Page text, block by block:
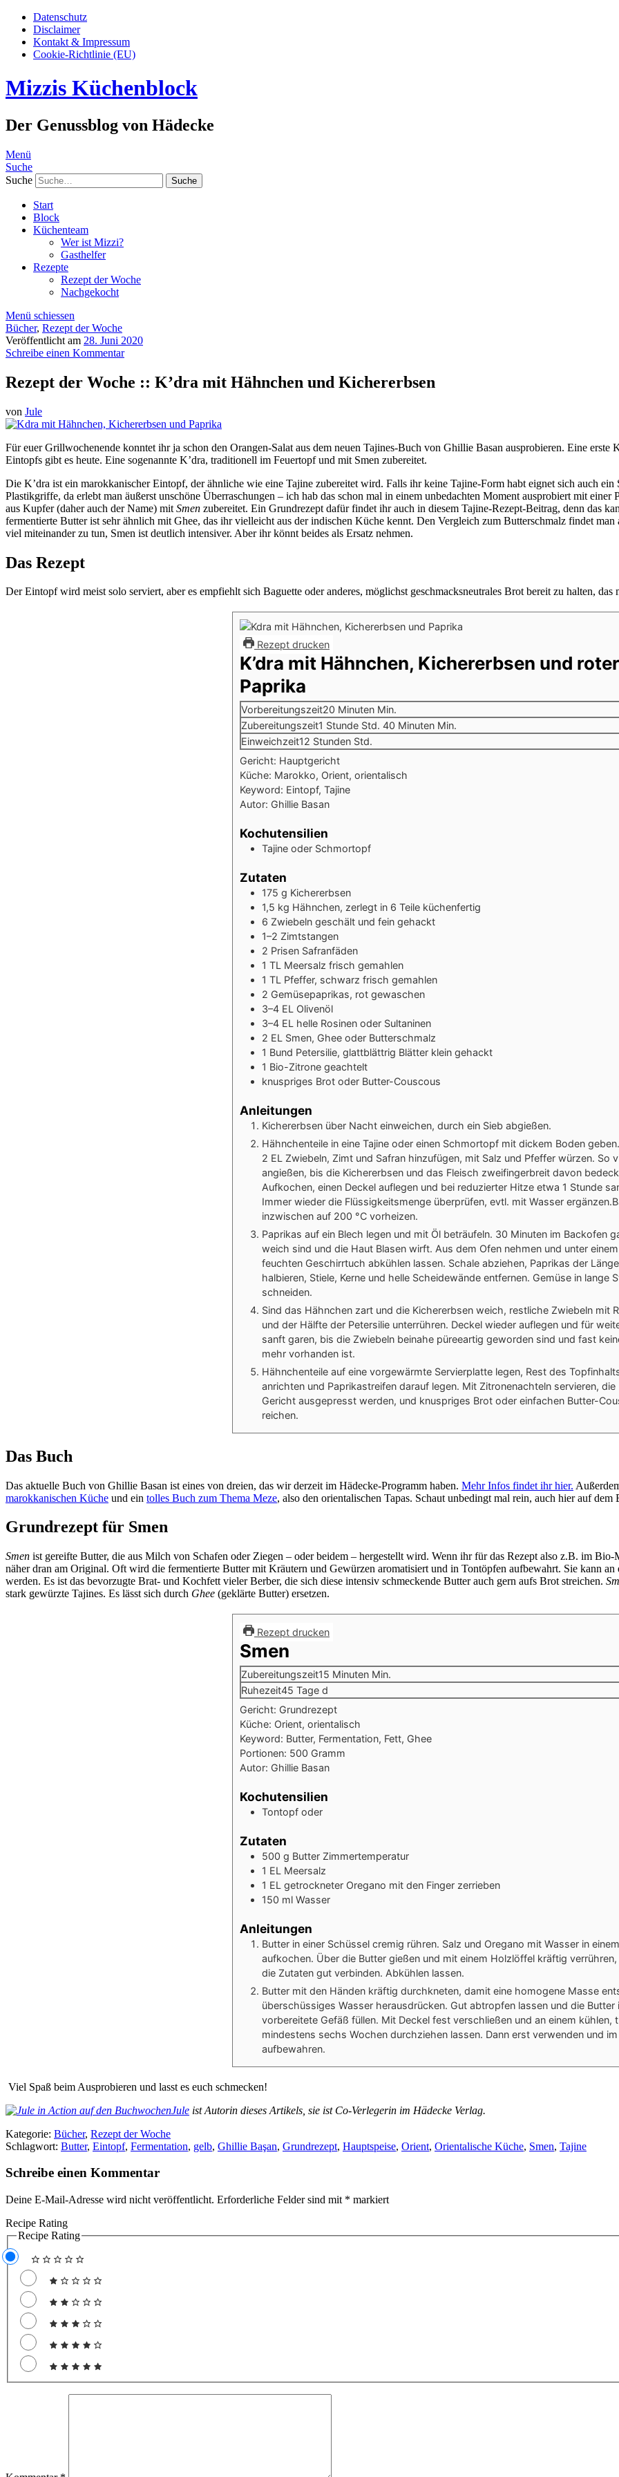
Datenschutz
Disclaimer
Kontakt & Impressum
Cookie-Richtlinie (EU)
Mizzis Küchenblock
Der Genussblog von Hädecke
Menü
Suche
Suche
Start
Block
Küchenteam
Wer ist Mizzi?
Gasthelfer
Rezepte
Rezept der Woche
Nachgekocht
Menü schiessen
Bücher, Rezept der Woche
Veröffentlicht am 28. Juni 2020
Schreibe einen Kommentar
Rezept der Woche :: K’dra mit Hähnchen und Kichererbsen
von Jule
Für euer Grillwochenende konntet ihr ja schon den Orangen-Salat aus dem neuen Tajines-Buch von Ghillie Basan ausprobieren. Eine erste
Eintopfs gibt es heute. Eine sogenannte K’dra, traditionell im Feuertopf und mit Smen zubereitet.
Die K’dra ist ein marokkanischer Eintopf, der ähnliche wie eine Tajine zubereitet wird. Falls ihr keine Tajine-Form habt eignet sich auch
Plastikgriffe, da erlebt man äußerst unschöne Überraschungen – ich hab das schon mal in einem unbedachten Moment ausprobiert mit
aus Kupfer (daher auch der Name) mit Smen zubereitet. Ein Grundrezept dafür findet ihr auch in diesem Tajine-Rezept-Beitrag, denn das
fermentierte Butter ist sehr ähnlich mit Ghee, das ihr vielleicht aus der indischen Küche kennt. Den Vergleich zum Butterschmalz findet
viel miteinander zu tun, Smen ist deutlich intensiver. Aber ihr könnt beides als Ersatz nehmen.
Das Rezept
Der Eintopf wird meist solo serviert, aber es empfiehlt sich Baguette oder anderes, möglichst geschmacksneutrales Brot bereit zu halten,
Rezept drucken
K’dra mit Hähnchen, Kichererbsen und roter
Paprika
Vorbereitungszeit20 Minuten Min.
Zubereitungszeit1 Stunde Std. 40 Minuten Min.
Einweichzeit12 Stunden Std.
Gericht: Hauptgericht
Küche: Marokko, Orient, orientalisch
Keyword: Eintopf, Tajine
Autor: Ghillie Basan
Kochutensilien
Tajine oder Schmortopf
Zutaten
175 g Kichererbsen
1,5 kg Hähnchen, zerlegt in 6 Teile küchenfertig
6 Zwiebeln geschält und fein gehackt
1–2 Zimtstangen
2 Prisen Safranfäden
1 TL Meersalz frisch gemahlen
1 TL Pfeffer, schwarz frisch gemahlen
2 Gemüsepaprikas, rot gewaschen
3–4 EL Olivenöl
3–4 EL helle Rosinen oder Sultaninen
2 EL Smen, Ghee oder Butterschmalz
1 Bund Petersilie, glattblättrig Blätter klein gehackt
1 Bio-Zitrone geachtelt
knuspriges Brot oder Butter-Couscous
Anleitungen
Kichererbsen über Nacht einweichen, durch ein Sieb abgießen.
Hähnchenteile in eine Tajine oder einen Schmortopf mit dickem Boden
2 EL Zwiebeln, Zimt und Safran hinzufügen, mit Salz und Pfeffer würzen. So
angießen, bis die Kichererbsen und das Fleisch zweifingerbreit davon
Aufkochen, einen Deckel auflegen und bei reduzierter Hitze etwa 1 Stunde
Immer wieder die Flüssigkeitsmenge überprüfen, evtl. mit Wasser
inzwischen auf 200 °C vorheizen.
Paprikas auf ein Blech legen und mit Öl beträufeln. 30 Minuten im Back­ofen
weich sind und die Haut Blasen wirft. Aus dem Ofen nehmen und unter
feuchten Geschirrtuch abkühlen lassen. Schale abziehen, Paprikas der
halbieren, Stiele, Kerne und helle Scheidewände entfernen. Gemüse in lange
schneiden.
Sind das Hähnchen zart und die Kichererbsen weich, restliche Zwiebeln mit
und der Hälfte der Petersilie unterrühren. Deckel wieder auflegen und für
sanft garen, bis die Zwiebeln beinahe püreeartig geworden sind und fast
mehr vorhanden ist.
Hähnchenteile auf eine vorgewärmte Servierplatte legen, Rest des
anrichten und Paprikastreifen darauf legen. Mit Zitronenachteln servieren, die
Gericht ausgepresst werden, und knuspriges Brot oder einfachen Butter-
reichen.
Das Buch
Das aktuelle Buch von Ghillie Basan ist eines von dreien, das wir derzeit im Hädecke-Programm haben. Mehr Infos findet ihr hier.
marokkanischen Küche und ein tolles Buch zum Thema Meze, also den orientalischen Tapas. Schaut unbedingt mal rein, auch hier auf
Grundrezept für Smen
Smen ist gereifte Butter, die aus Milch von Schafen oder Ziegen – oder beidem – hergestellt wird. Wenn ihr für das Rezept also z.B. im
näher dran am Original. Oft wird die fermentierte Butter mit Kräutern und Gewürzen aromatisiert und in Tontöpfen aufbewahrt. Sie kann
werden. Es ist das bevorzugte Brat- und Kochfett vieler Berber, die sich diese intensiv schmeckende Butter auch gern aufs Brot streichen.
stark gewürzte Tajines. Es lässt sich durch Ghee (geklärte Butter) ersetzen.
Rezept drucken
Smen
Zubereitungszeit15 Minuten Min.
Ruhezeit45 Tage d
Gericht: Grundrezept
Küche: Orient, orientalisch
Keyword: Butter, Fermentation, Fett, Ghee
Portionen: 500 Gramm
Autor: Ghillie Basan
Kochutensilien
Tontopf oder
Zutaten
500 g Butter Zimmertemperatur
1 EL Meersalz
1 EL getrockneter Oregano mit den Finger zerrieben
150 ml Wasser
Anleitungen
Butter in einer Schüssel cremig rühren. Salz und Oregano mit Wasser in
aufkochen. Über die Butter gießen und mit einem Holzlöffel kräftig
die Zutaten gut verbinden. Abkühlen lassen.
Butter mit den Händen kräftig durchkneten, damit eine homogene Masse
überschüssiges Wasser herausdrücken. Gut abtropfen lassen und die Butter
vorbereitete Gefäß füllen. Mit Deckel fest verschließen und an einem kühlen,
mindestens sechs Wochen durchziehen lassen. Dann erst verwenden und
aufbewahren.
Viel Spaß beim Ausprobieren und lasst es euch schmecken!
Jule ist Autorin dieses Artikels, sie ist Co-Verlegerin im Hädecke Verlag.
Kategorie: Bücher, Rezept der Woche
Schlagwort: Butter, Eintopf, Fermentation, gelb, Ghillie Başan, Grundrezept, Hauptspeise, Orient, Orientalische Küche, Smen, Tajine
Schreibe einen Kommentar
Deine E-Mail-Adresse wird nicht veröffentlicht. Erforderliche Felder sind mit * markiert
Recipe Rating
Recipe Rating